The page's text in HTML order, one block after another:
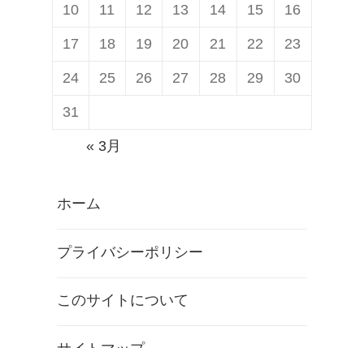
10 11 12 13 14 15 16
17 18 19 20 21 22 23
24 25 26 27 28 29 30
31
« 3月
ホーム
プライバシーポリシー
このサイトについて